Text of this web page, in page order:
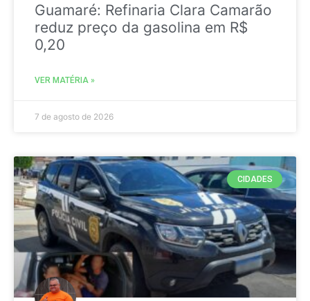
Guamaré: Refinaria Clara Camarão
reduz preço da gasolina em R$
0,20
VER MATÉRIA »
7 de agosto de 2026
CIDADES